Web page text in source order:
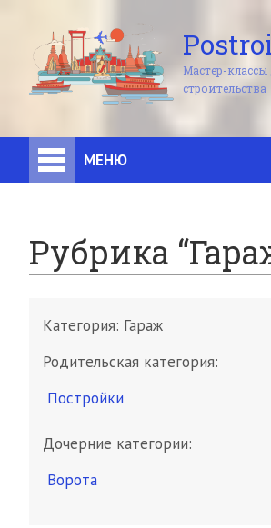
Мастер-классы
строительства
МЕНЮ
Рубрика
Категория: Гараж
Родительская категория:
Постройки
Дочерние категории:
Ворота